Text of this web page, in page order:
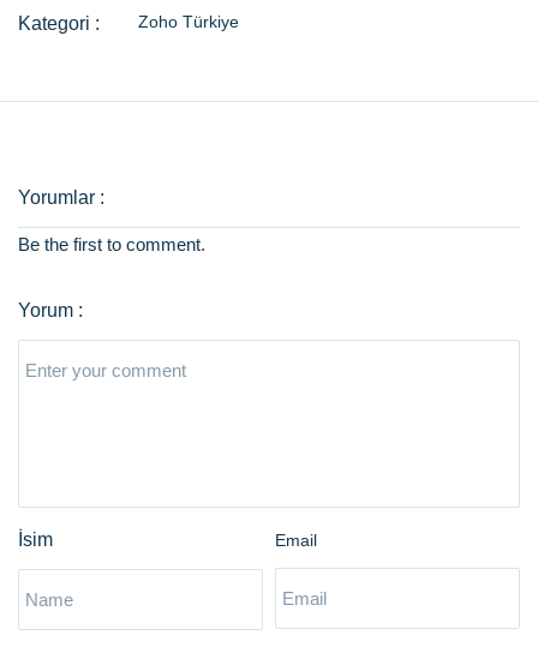
Zoho Türkiye
Be the first to comment.
Email